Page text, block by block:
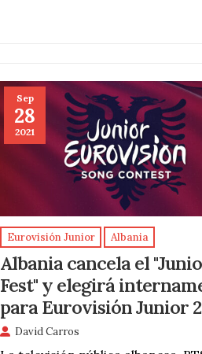
Sep
28
2021
Eurovisión Junior Albania
Albania cancela el
Fest" y elegirá
para Eurovisión Junior
David Carros